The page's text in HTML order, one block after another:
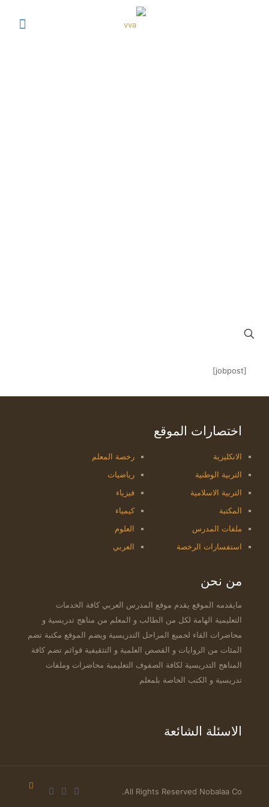
[jobpost]
اختصارات الموقع
رخصة المعلم
رياضيات
فيزياء
كيمياء
العلوم
العربي
الانكليزية
التربية الوطنية
التربية الاسلامية
المكتبة
ملفات المدرس
استفسارات الرخصة
من نحن
مايقدمه الموقع يقدم موقع المدرس العربي كافة الخدمات
التعليمية الهامة لكل من الطالب و المعلم من مناهج تدريسية و
محاضرات القاء لجميع المراحل التدريسية ويضم الموقع مكتبة تضم
المئات من الروايات و القصص العلمية و التثقيفية قوائم تضم كافة
المناهج التدريسية لكافة الصفوف التعليمية محاضرات وملفات
تدريسية و الكتب الخاصة بلمعلم
الاسئلة الشائعة
All Rights Reserved Nobalaa Co.